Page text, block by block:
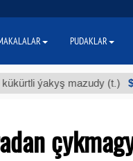
ýakyş mazudy (t.) $300
PUDAKLAR